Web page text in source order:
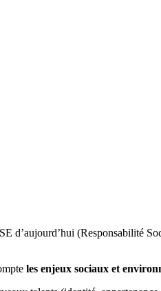
(Responsabilité
les enjeux sociaux et